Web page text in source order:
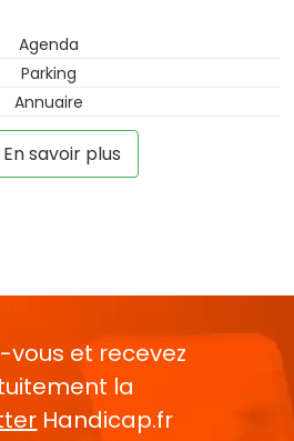
Agenda
Parking
Annuaire
En savoir plus
vous et recevez
la
Handicap.fr